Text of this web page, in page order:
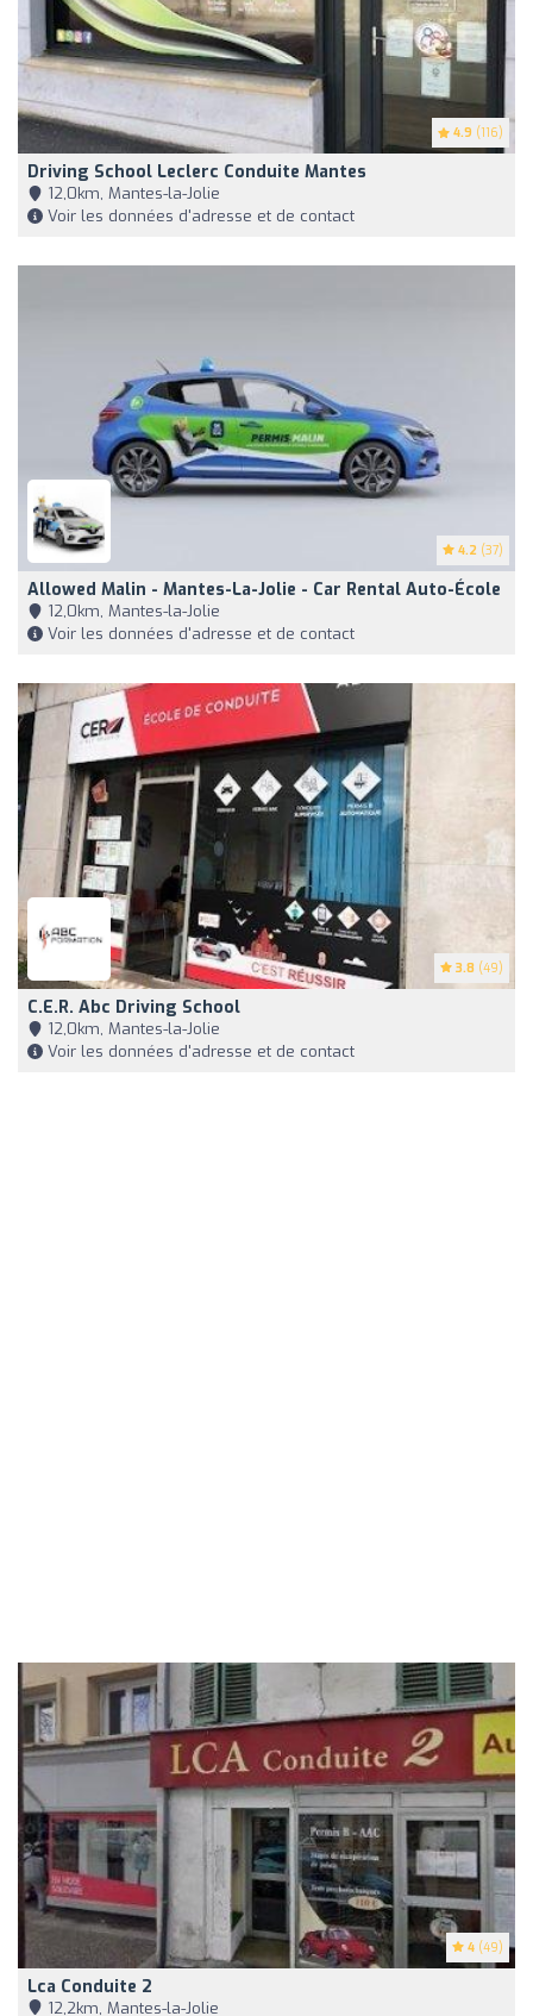
4.9 (116)
Driving School Leclerc Conduite Mantes
12,0km, Mantes-la-Jolie
Voir les données d'adresse et de contact
4.2 (37)
Allowed Malin - Mantes-La-Jolie - Car Rental Auto-École
12,0km, Mantes-la-Jolie
Voir les données d'adresse et de contact
3.8 (49)
C.e.r. Abc Driving School
12,0km, Mantes-la-Jolie
Voir les données d'adresse et de contact
4 (49)
Lca Conduite 2
12,2km, Mantes-la-Jolie